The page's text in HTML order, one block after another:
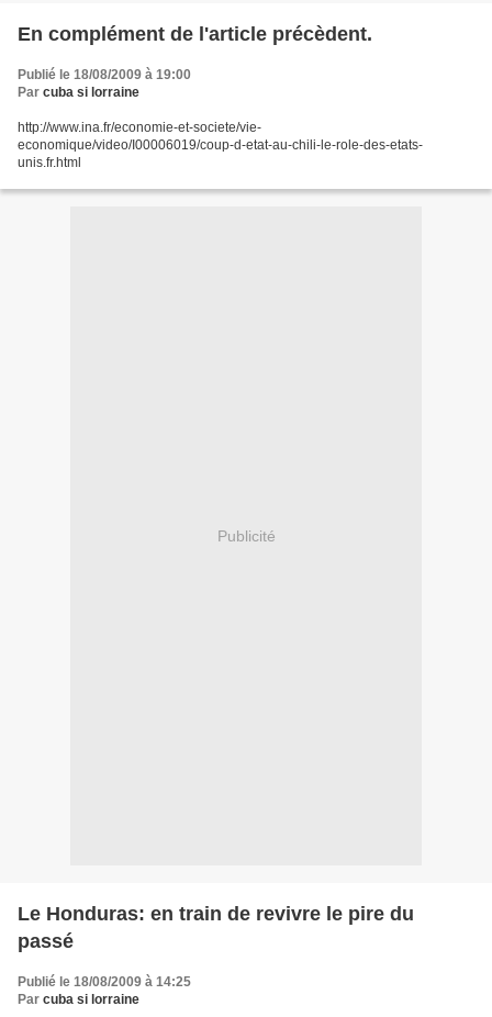
En complément de l'article précèdent.
Publié le 18/08/2009 à 19:00
Par cuba si lorraine
http://www.ina.fr/economie-et-societe/vie-
economique/video/I00006019/coup-d-etat-au-chili-le-role-des-etats-
unis.fr.html
Publicité
Le Honduras: en train de revivre le pire du
passé
Publié le 18/08/2009 à 14:25
Par cuba si lorraine